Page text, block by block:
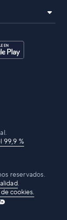
99,9 %
reservados.
.
cookies.